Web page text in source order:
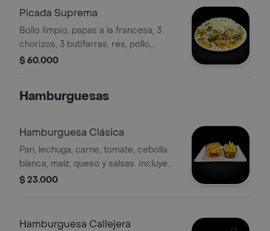
Picada Suprema
Bollo limpio, papas a la francesa, 3
chorizos, 3 butifarras, res, pollo,
cerdo, lechuga, papa ripio, queso
$ 60.000
Hamburguesas
Hamburguesa Clásica
Pan, lechuga, carne, tomate, cebolla
blanca, maíz, queso y salsas. incluye
papas y gaseosa 250 ml a
$ 23.000
Hamburguesa Callejera